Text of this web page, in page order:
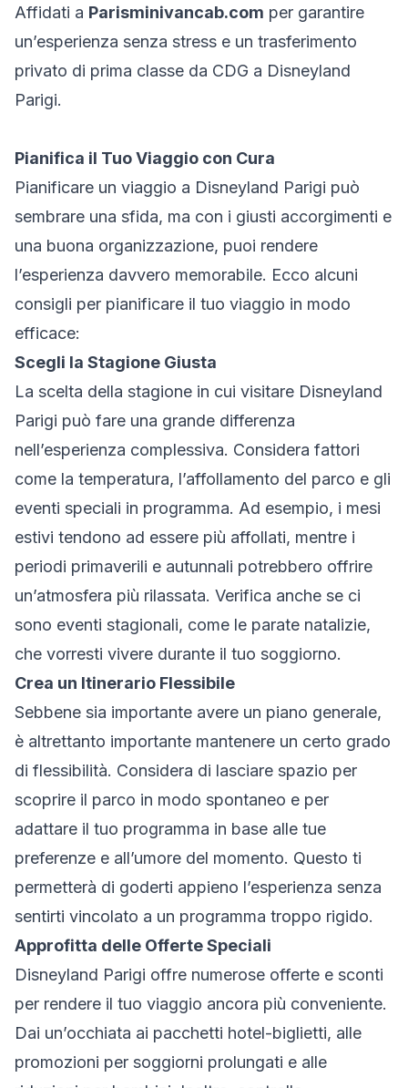
Affidati a Parisminivancab.com per garantire
un’esperienza senza stress e un trasferimento
privato di prima classe da CDG a Disneyland
Parigi.
Pianifica il Tuo Viaggio con Cura
Pianificare un viaggio a Disneyland Parigi può
sembrare una sfida, ma con i giusti accorgimenti e
una buona organizzazione, puoi rendere
l’esperienza davvero memorabile. Ecco alcuni
consigli per pianificare il tuo viaggio in modo
efficace:
Scegli la Stagione Giusta
La scelta della stagione in cui visitare Disneyland
Parigi può fare una grande differenza
nell’esperienza complessiva. Considera fattori
come la temperatura, l’affollamento del parco e gli
eventi speciali in programma. Ad esempio, i mesi
estivi tendono ad essere più affollati, mentre i
periodi primaverili e autunnali potrebbero offrire
un’atmosfera più rilassata. Verifica anche se ci
sono eventi stagionali, come le parate natalizie,
che vorresti vivere durante il tuo soggiorno.
Crea un Itinerario Flessibile
Sebbene sia importante avere un piano generale,
è altrettanto importante mantenere un certo grado
di flessibilità. Considera di lasciare spazio per
scoprire il parco in modo spontaneo e per
adattare il tuo programma in base alle tue
preferenze e all’umore del momento. Questo ti
permetterà di goderti appieno l’esperienza senza
sentirti vincolato a un programma troppo rigido.
Approfitta delle Offerte Speciali
Disneyland Parigi offre numerose offerte e sconti
per rendere il tuo viaggio ancora più conveniente.
Dai un’occhiata ai pacchetti hotel-biglietti, alle
promozioni per soggiorni prolungati e alle